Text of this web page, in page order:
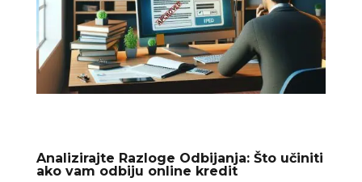
Analizirajte Razloge Odbijanja: Što učiniti
ako vam odbiju online kredit